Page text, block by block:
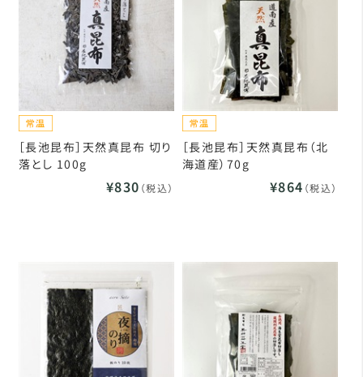
［長池昆布］天然真昆布 切り
落とし 100g
¥830 （税込）
［長池昆布］天然真昆布（北
海道産）70g
¥864 （税込）